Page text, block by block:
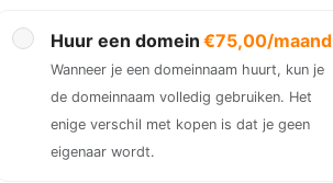
Huur een domein €75,00/maand
Wanneer je een domeinnaam huurt, kun je
de domeinnaam volledig gebruiken. Het
enige verschil met kopen is dat je geen
eigenaar wordt.